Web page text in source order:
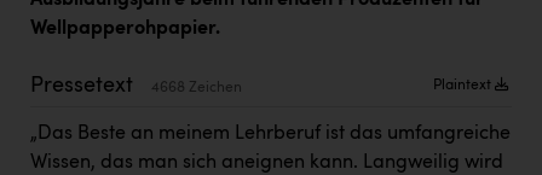
Österreichischer Kachelofenverband
PEZ
Wellpapperohpapier.
Pressetext 4668 Zeichen Plaintext
„Das Beste an meinem Lehrberuf ist das umfangreiche
Wissen, das man sich aneignen kann. Langweilig wird